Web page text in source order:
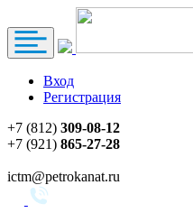
Вход
Регистрация
+7 (812) 309-08-12
+7 (921) 865-27-28
ictm@petrokanat.ru